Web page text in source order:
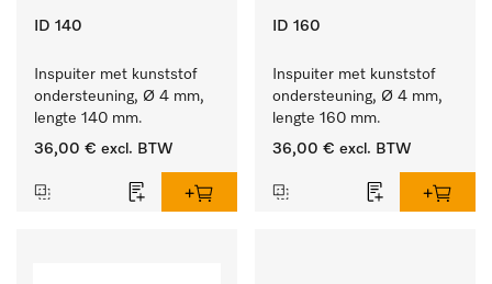
ID 140
Inspuiter met kunststof
ondersteuning, Ø 4 mm,
lengte 140 mm.
36,00 € excl. BTW
ID 160
Inspuiter met kunststof
ondersteuning, Ø 4 mm,
lengte 160 mm.
36,00 € excl. BTW